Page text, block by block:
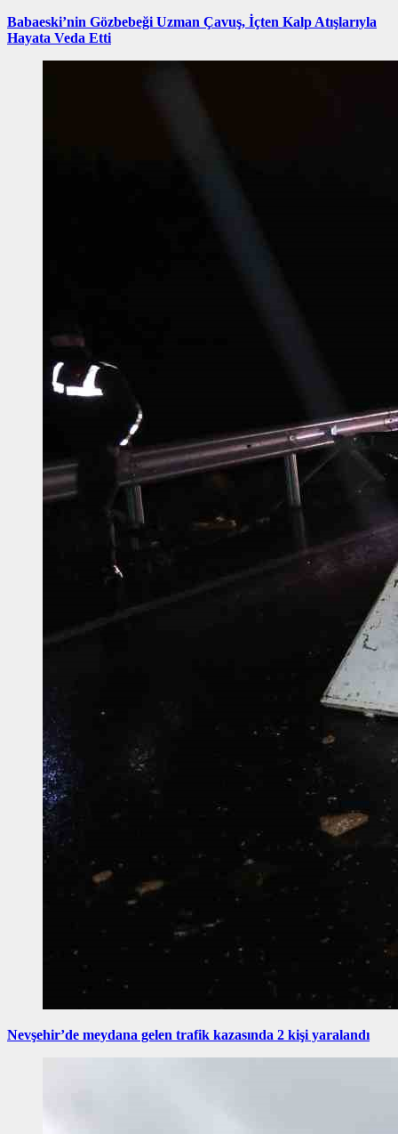
Babaeski’nin Gözbebeği Uzman Çavuş, İçten Kalp Atışlarıyla
Hayata Veda Etti
Nevşehir’de meydana gelen trafik kazasında 2 kişi yaralandı